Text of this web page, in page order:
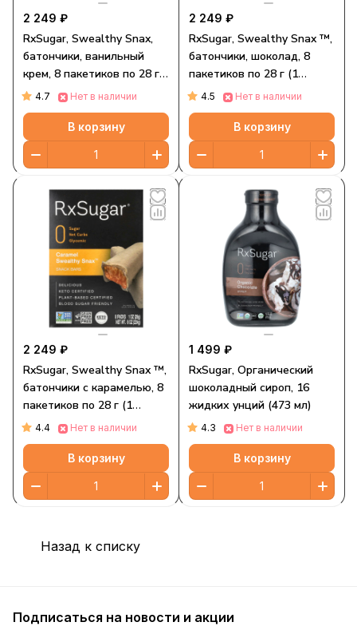
2 249 ₽
RxSugar, Swealthy Snax,
батончики, ванильный
крем, 8 пакетиков по 28 г
(1 унция)
4.7 Нет в наличии
В корзину
2 249 ₽
RxSugar, Swealthy Snax ™,
батончики, шоколад, 8
пакетиков по 28 г (1
унция)
4.5 Нет в наличии
В корзину
2 249 ₽
RxSugar, Swealthy Snax ™,
батончики с карамелью, 8
пакетиков по 28 г (1
унция)
4.4 Нет в наличии
В корзину
1 499 ₽
RxSugar, Органический
шоколадный сироп, 16
жидких унций (473 мл)
4.3 Нет в наличии
В корзину
Назад к списку
Подписаться на новости и акции